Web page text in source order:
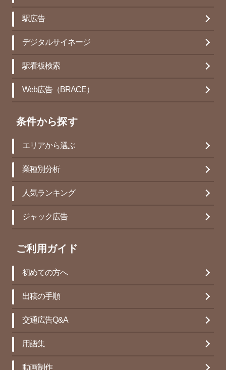
駅広告
デジタルサイネージ
駅看板検索
Web広告（BRACE）
条件から探す
エリアから選ぶ
業種別分析
人気ランキング
ジャック広告
ご利用ガイド
初めての方へ
出稿の手順
交通広告Q&A
用語集
動画制作